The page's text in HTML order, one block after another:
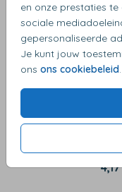
en onze prestaties
sociale
gepersonaliseerde
Je kunt jouw
ons ons cookiebeleid.
OMSCHRIJVING
donkergrijs 12,5 x
4,17